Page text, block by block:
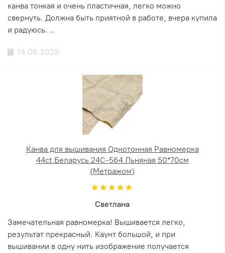
канва тонкая и очень пластичная, легко можно
свернуть. Должна быть приятной в работе, вчера купила
и радуюсь. ..
14.06.2023
Канва для вышивания Однотонная Равномерка
44ct Беларусь 24С-564 Льняная 50*70см
(Метражом)
Светлана
Замечательная равномерка! Вышивается легко,
результат прекрасный. Каунт большой, и при
вышивании в одну нить изображение получается